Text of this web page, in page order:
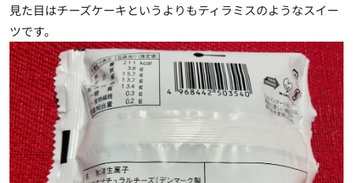
見た目はチーズケーキというよりもティラミスのようなスイー
ツです。